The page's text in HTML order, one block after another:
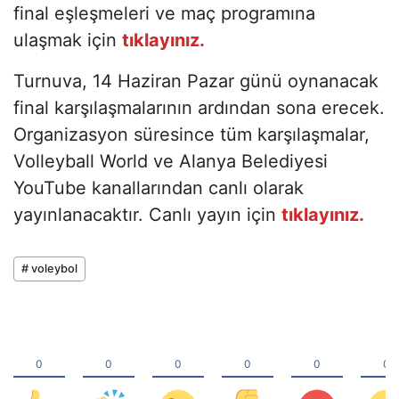
final eşleşmeleri ve maç programına
ulaşmak için tıklayınız.
Turnuva, 14 Haziran Pazar günü oynanacak
final karşılaşmalarının ardından sona erecek.
Organizasyon süresince tüm karşılaşmalar,
Volleyball World ve Alanya Belediyesi
YouTube kanallarından canlı olarak
yayınlanacaktır. Canlı yayın için tıklayınız.
# voleybol